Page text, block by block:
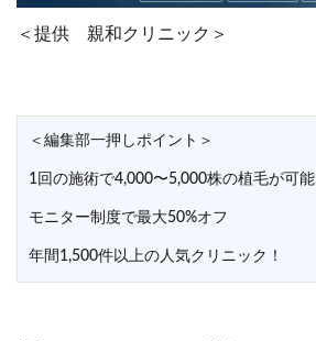
＜提供 親和クリニック＞
＜編集部一押しポイント＞
1回の施術で4,000〜5,000株の植毛が可能
モニター制度で最大50%オフ
年間1,500件以上の人気クリニック！